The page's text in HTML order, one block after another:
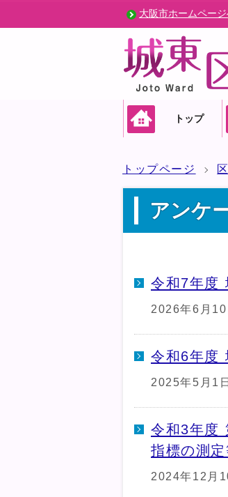
大阪市ホームペー
トップ
トップページ
アンケ
令和7年度
2026年6月10
令和6年度
2025年5月1日
令和3年度
指標の測定
2024年12月